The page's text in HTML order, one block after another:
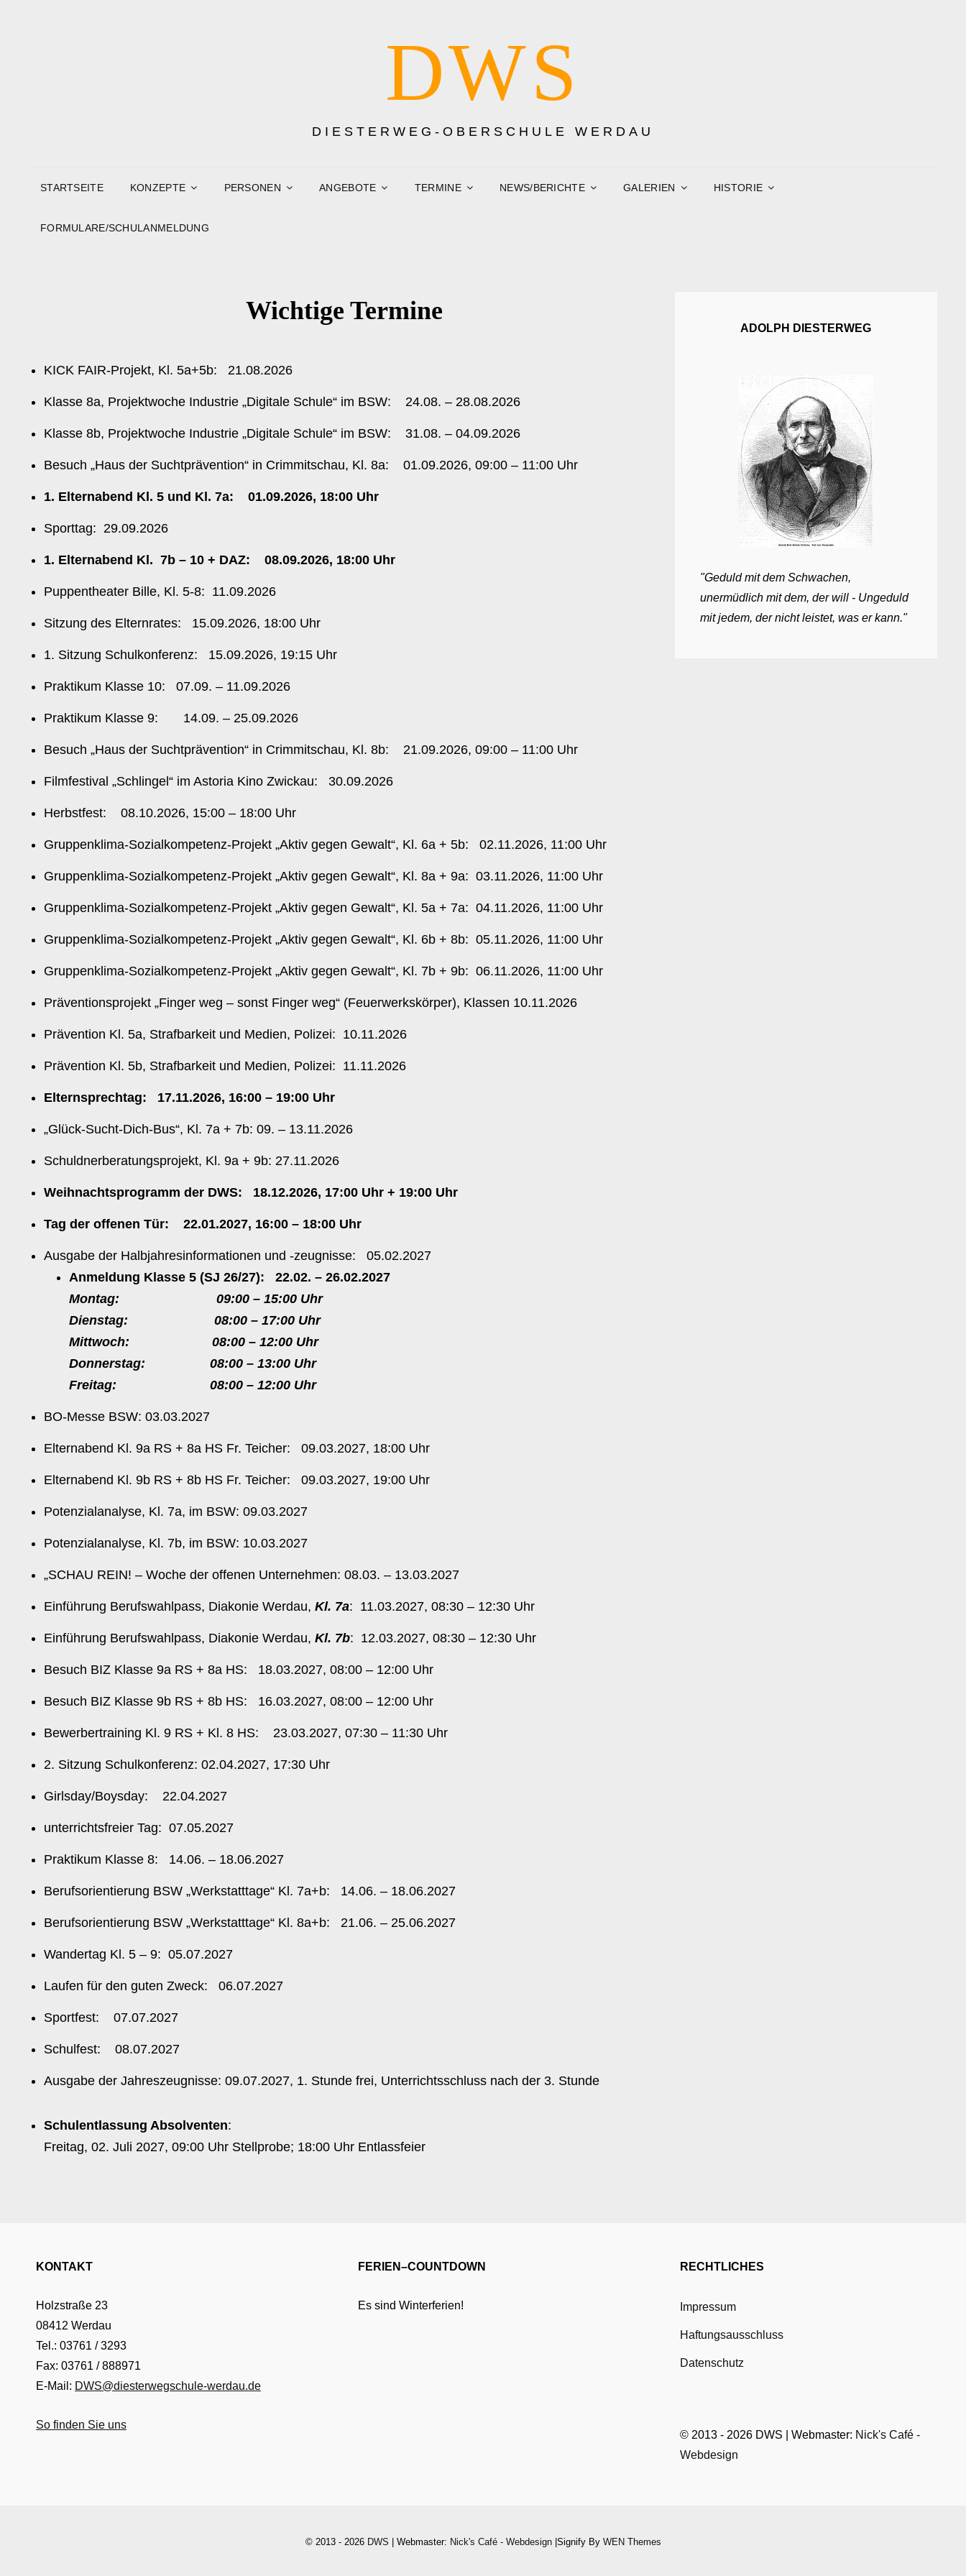
DWS
DIESTERWEG-OBERSCHULE WERDAU
STARTSEITE KONZEPTE PERSONEN ANGEBOTE TERMINE NEWS/BERICHTE GALERIEN HISTORIE
FORMULARE/SCHULANMELDUNG
Wichtige Termine
KICK FAIR-Projekt, Kl. 5a+5b: 21.08.2026
Klasse 8a, Projektwoche Industrie „Digitale Schule“ im BSW: 24.08. – 28.08.2026
Klasse 8b, Projektwoche Industrie „Digitale Schule“ im BSW: 31.08. – 04.09.2026
Besuch „Haus der Suchtprävention“ in Crimmitschau, Kl. 8a: 01.09.2026, 09:00 – 11:00 Uhr
1. Elternabend Kl. 5 und Kl. 7a: 01.09.2026, 18:00 Uhr
Sporttag: 29.09.2026
1. Elternabend Kl. 7b – 10 + DAZ: 08.09.2026, 18:00 Uhr
Puppentheater Bille, Kl. 5-8: 11.09.2026
Sitzung des Elternrates: 15.09.2026, 18:00 Uhr
1. Sitzung Schulkonferenz: 15.09.2026, 19:15 Uhr
Praktikum Klasse 10: 07.09. – 11.09.2026
Praktikum Klasse 9: 14.09. – 25.09.2026
Besuch „Haus der Suchtprävention“ in Crimmitschau, Kl. 8b: 21.09.2026, 09:00 – 11:00 Uhr
Filmfestival „Schlingel“ im Astoria Kino Zwickau: 30.09.2026
Herbstfest: 08.10.2026, 15:00 – 18:00 Uhr
Gruppenklima-Sozialkompetenz-Projekt „Aktiv gegen Gewalt“, Kl. 6a + 5b: 02.11.2026, 11:00 Uhr
Gruppenklima-Sozialkompetenz-Projekt „Aktiv gegen Gewalt“, Kl. 8a + 9a: 03.11.2026, 11:00 Uhr
Gruppenklima-Sozialkompetenz-Projekt „Aktiv gegen Gewalt“, Kl. 5a + 7a: 04.11.2026, 11:00 Uhr
Gruppenklima-Sozialkompetenz-Projekt „Aktiv gegen Gewalt“, Kl. 6b + 8b: 05.11.2026, 11:00 Uhr
Gruppenklima-Sozialkompetenz-Projekt „Aktiv gegen Gewalt“, Kl. 7b + 9b: 06.11.2026, 11:00 Uhr
Präventionsprojekt „Finger weg – sonst Finger weg“ (Feuerwerkskörper), Klassen 10.11.2026
Prävention Kl. 5a, Strafbarkeit und Medien, Polizei: 10.11.2026
Prävention Kl. 5b, Strafbarkeit und Medien, Polizei: 11.11.2026
Elternsprechtag: 17.11.2026, 16:00 – 19:00 Uhr
„Glück-Sucht-Dich-Bus“, Kl. 7a + 7b: 09. – 13.11.2026
Schuldnerberatungsprojekt, Kl. 9a + 9b: 27.11.2026
Weihnachtsprogramm der DWS: 18.12.2026, 17:00 Uhr + 19:00 Uhr
Tag der offenen Tür: 22.01.2027, 16:00 – 18:00 Uhr
Ausgabe der Halbjahresinformationen und -zeugnisse: 05.02.2027
Anmeldung Klasse 5 (SJ 26/27): 22.02. – 26.02.2027
Montag: 09:00 – 15:00 Uhr
Dienstag: 08:00 – 17:00 Uhr
Mittwoch: 08:00 – 12:00 Uhr
Donnerstag: 08:00 – 13:00 Uhr
Freitag: 08:00 – 12:00 Uhr
BO-Messe BSW: 03.03.2027
Elternabend Kl. 9a RS + 8a HS Fr. Teicher: 09.03.2027, 18:00 Uhr
Elternabend Kl. 9b RS + 8b HS Fr. Teicher: 09.03.2027, 19:00 Uhr
Potenzialanalyse, Kl. 7a, im BSW: 09.03.2027
Potenzialanalyse, Kl. 7b, im BSW: 10.03.2027
„SCHAU REIN! – Woche der offenen Unternehmen: 08.03. – 13.03.2027
Einführung Berufswahlpass, Diakonie Werdau, Kl. 7a: 11.03.2027, 08:30 – 12:30 Uhr
Einführung Berufswahlpass, Diakonie Werdau, Kl. 7b: 12.03.2027, 08:30 – 12:30 Uhr
Besuch BIZ Klasse 9a RS + 8a HS: 18.03.2027, 08:00 – 12:00 Uhr
Besuch BIZ Klasse 9b RS + 8b HS: 16.03.2027, 08:00 – 12:00 Uhr
Bewerbertraining Kl. 9 RS + Kl. 8 HS: 23.03.2027, 07:30 – 11:30 Uhr
2. Sitzung Schulkonferenz: 02.04.2027, 17:30 Uhr
Girlsday/Boysday: 22.04.2027
unterrichtsfreier Tag: 07.05.2027
Praktikum Klasse 8: 14.06. – 18.06.2027
Berufsorientierung BSW „Werkstatttage“ Kl. 7a+b: 14.06. – 18.06.2027
Berufsorientierung BSW „Werkstatttage“ Kl. 8a+b: 21.06. – 25.06.2027
Wandertag Kl. 5 – 9: 05.07.2027
Laufen für den guten Zweck: 06.07.2027
Sportfest: 07.07.2027
Schulfest: 08.07.2027
Ausgabe der Jahreszeugnisse: 09.07.2027, 1. Stunde frei, Unterrichtsschluss nach der 3. Stunde
Schulentlassung Absolventen:
Freitag, 02. Juli 2027, 09:00 Uhr Stellprobe; 18:00 Uhr Entlassfeier
ADOLPH DIESTERWEG
"Geduld mit dem Schwachen,
unermüdlich mit dem, der will - Ungeduld
mit jedem, der nicht leistet, was er kann."
KONTAKT
Holzstraße 23
08412 Werdau
Tel.: 03761 / 3293
Fax: 03761 / 888971
E-Mail: DWS@diesterwegschule-werdau.de
So finden Sie uns
FERIEN–COUNTDOWN
Es sind Winterferien!
RECHTLICHES
Impressum
Haftungsausschluss
Datenschutz
© 2013 - 2026 DWS | Webmaster: Nick's Café -
Webdesign
© 2013 - 2026 DWS | Webmaster: Nick's Café - Webdesign|Signify By WEN Themes